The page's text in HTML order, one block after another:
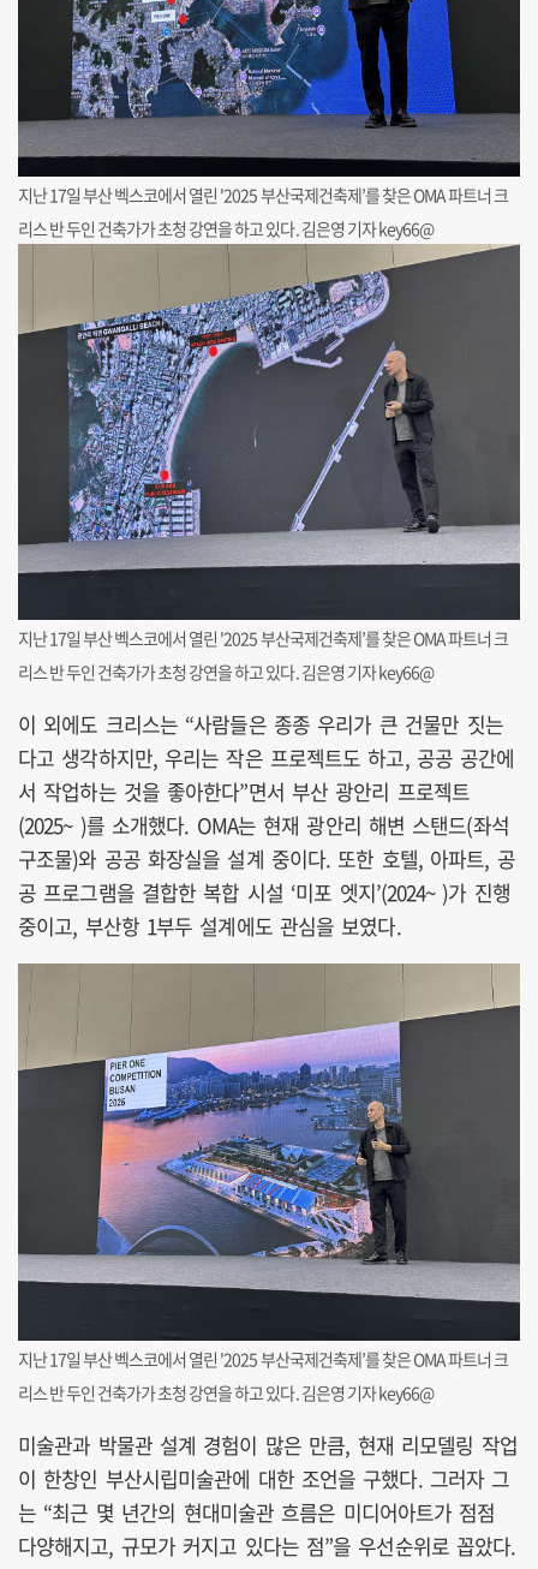
지난 17일 부산 벡스코에서 열린 '2025 부산국제건축제’를 찾은 OMA 파트너 크
리스 반 두인 건축가가 초청 강연을 하고 있다. 김은영 기자 key66@
지난 17일 부산 벡스코에서 열린 '2025 부산국제건축제’를 찾은 OMA 파트너 크
리스 반 두인 건축가가 초청 강연을 하고 있다. 김은영 기자 key66@
이 외에도 크리스는 “사람들은 종종 우리가 큰 건물만 짓는
다고 생각하지만, 우리는 작은 프로젝트도 하고, 공공 공간에
서 작업하는 것을 좋아한다”면서 부산 광안리 프로젝트
(2025~ )를 소개했다. OMA는 현재 광안리 해변 스탠드(좌석
구조물)와 공공 화장실을 설계 중이다. 또한 호텔, 아파트, 공
공 프로그램을 결합한 복합 시설 ‘미포 엣지’(2024~ )가 진행
중이고, 부산항 1부두 설계에도 관심을 보였다.
지난 17일 부산 벡스코에서 열린 '2025 부산국제건축제’를 찾은 OMA 파트너 크
리스 반 두인 건축가가 초청 강연을 하고 있다. 김은영 기자 key66@
미술관과 박물관 설계 경험이 많은 만큼, 현재 리모델링 작업
이 한창인 부산시립미술관에 대한 조언을 구했다. 그러자 그
는 “최근 몇 년간의 현대미술관 흐름은 미디어아트가 점점
다양해지고, 규모가 커지고 있다는 점”을 우선순위로 꼽았다.